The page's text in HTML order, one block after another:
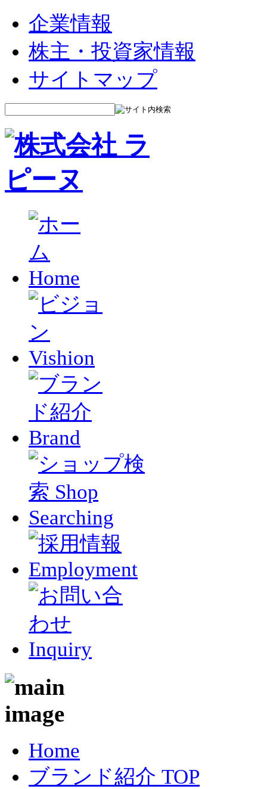
企業情報
株主・投資家情報
サイトマップ
Home
ブランド紹介 TOP